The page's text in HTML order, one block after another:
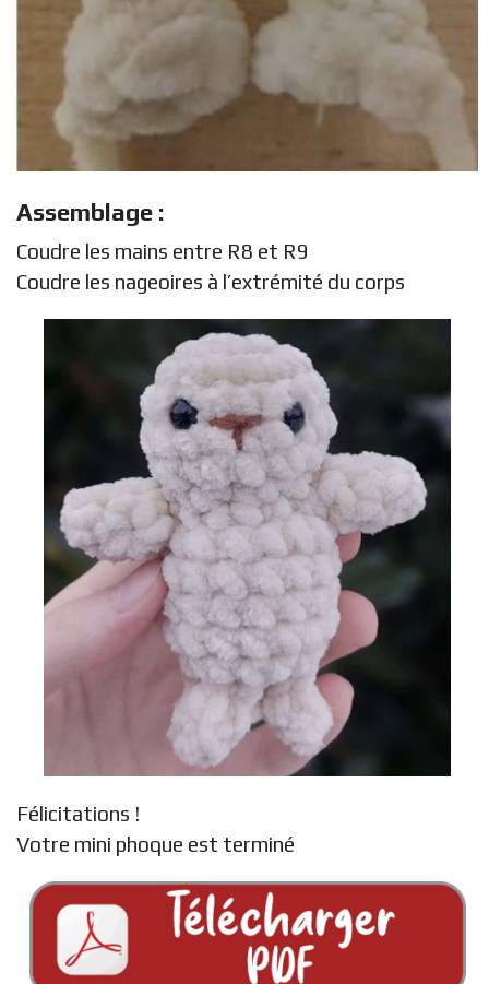
Assemblage :
Coudre les mains entre R8 et R9
Coudre les nageoires à l’extrémité du corps
Félicitations !
Votre mini phoque est terminé